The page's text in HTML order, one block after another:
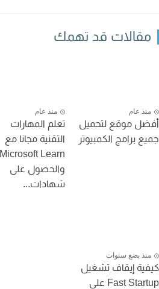
قد تهمك
عام
موقع لتحميل
برامج الكمبيوتر
منذ عام
تعلم المهارات
التقنية مجانا مع
Microsoft Learn
والحصول على
شهادات...
بضع سنوات
إيقاف تشغيل
Fast Startup على